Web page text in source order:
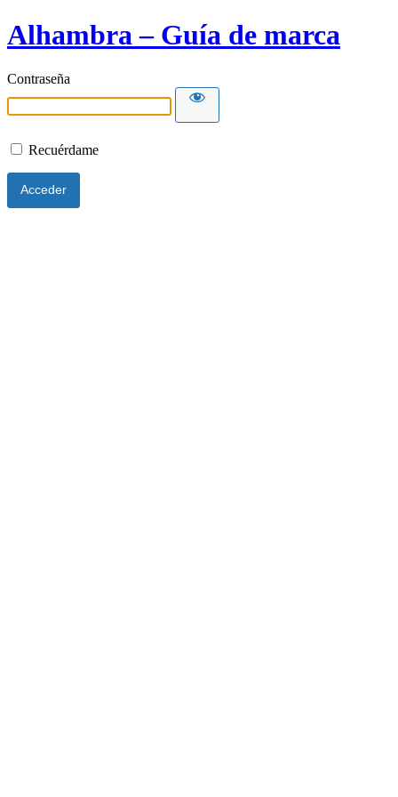
Alhambra – Guía de marca
Contraseña
Recuérdame